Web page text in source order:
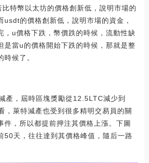
特幣以太坊的價格創新低，說明市場的
usdt的價格創新低，說明市場的資金，
，u價格下跌，幣價跌的時候，流動性缺
是當u的價格開始下跌的時候，那就是整
候了。
產，屆時區塊獎勵從12.5LTC減少到
，萊特減產也受到很多精明交易員的關
件，所以都提前押注其價格上漲。下圖
50天，往往達到其價格峰值，隨后一路